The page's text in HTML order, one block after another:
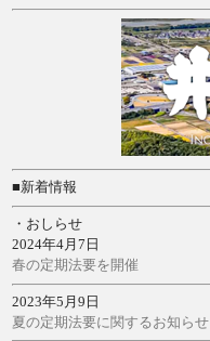
■新着情報
・おしらせ
2024年4月7日
春の定期法要を開催
2023年5月9日
夏の定期法要に関するお知らせ